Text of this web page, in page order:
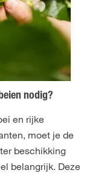
nodig?
en rijke
moet je de
beschikking
belangrijk. Deze